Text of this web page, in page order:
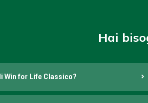
Hai
Win for Life Classico?